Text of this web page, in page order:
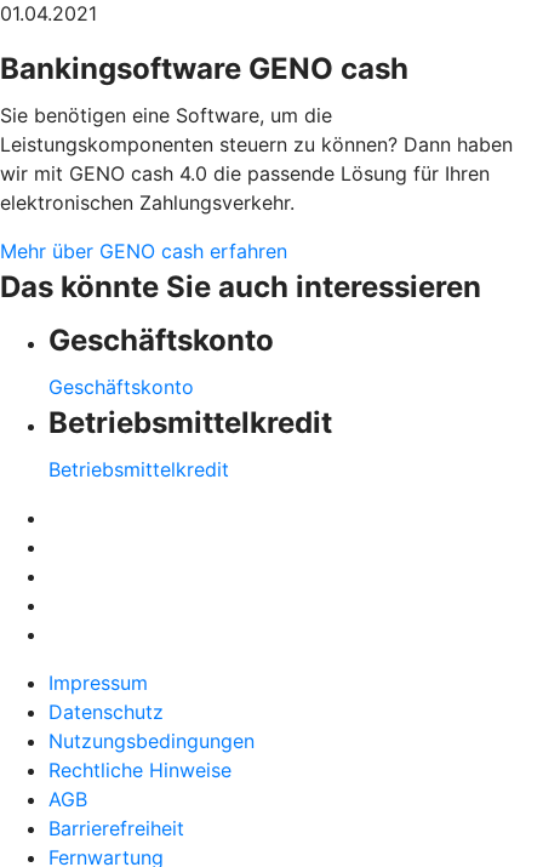
01.04.2021
Bankingsoftware GENO cash
Sie benötigen eine Software, um die
Leistungskomponenten steuern zu können? Dann haben
wir mit GENO cash 4.0 die passende Lösung für Ihren
elektronischen Zahlungsverkehr.
Mehr über GENO cash erfahren
Das könnte Sie auch interessieren
Geschäftskonto
Geschäftskonto
Betriebsmittelkredit
Betriebsmittelkredit
Impressum
Datenschutz
Nutzungsbedingungen
Rechtliche Hinweise
AGB
Barrierefreiheit
Fernwartung